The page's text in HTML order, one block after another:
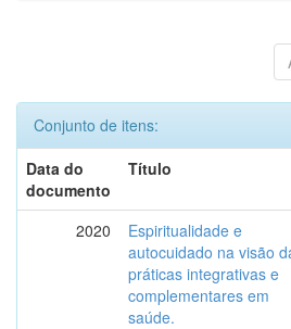
Conjunto de itens:
Data do
documento
Título
2020
Espiritualidade e
autocuidado na visão
práticas integrativas e
complementares em
saúde.